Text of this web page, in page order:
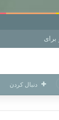
دنبال کردن